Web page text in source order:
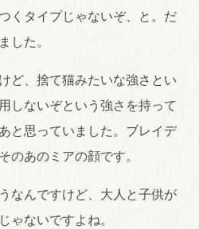
くタイプじゃないぞ、と。だ
した。
ど、捨て猫みたいな強さとい
しないぞという強さを持って
と思っていました。ブレイデ
のあのミアの顔です。
なんですけど、大人と子供が
ゃないですよね。